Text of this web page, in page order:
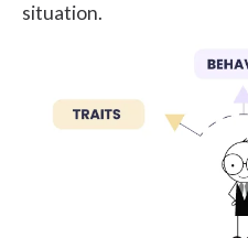
situation.